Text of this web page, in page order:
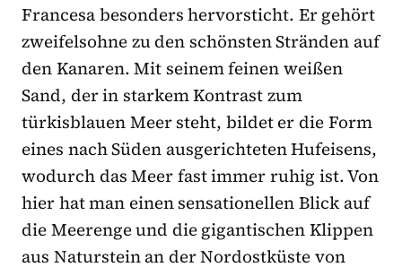
Francesa besonders hervorsticht. Er gehört
zweifelsohne zu den schönsten Stränden auf
den Kanaren. Mit seinem feinen weißen
Sand, der in starkem Kontrast zum
türkisblauen Meer steht, bildet er die Form
eines nach Süden ausgerichteten Hufeisens,
wodurch das Meer fast immer ruhig ist. Von
hier hat man einen sensationellen Blick auf
die Meerenge und die gigantischen Klippen
aus Naturstein an der Nordostküste von